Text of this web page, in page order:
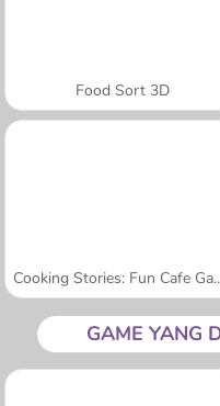
Food Sort 3D
Cooking
GAME YANG